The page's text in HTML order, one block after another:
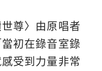
尊〉由原唱者
初在錄音室錄
受到力量非常